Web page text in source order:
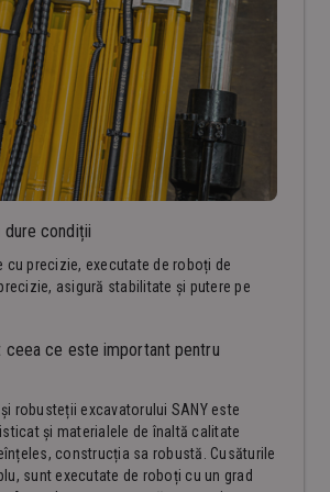
condiții
cu precizie, executate de roboți de
asigură stabilitate și putere pe
ce este important pentru
robusteții excavatorului SANY este
și materialele de înaltă calitate
construcția sa robustă. Cusăturile
sunt executate de roboți cu un grad